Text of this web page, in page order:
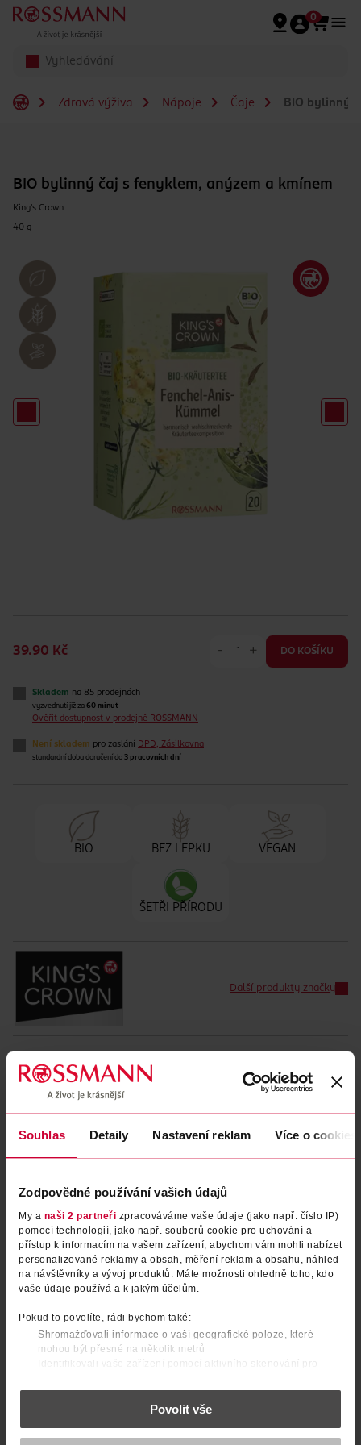
Souhlas Detaily Nastavení reklam Více o cookies
Zodpovědné používání vašich údajů
My a naši 2 partneři zpracováváme vaše údaje (jako např. číslo IP)
pomocí technologií, jako např. souborů cookie pro uchování a
přístup k informacím na vašem zařízení, abychom vám mohli nabízet
personalizované reklamy a obsah, měření reklam a obsahu, náhled
na návštěvníky a vývoj produktů. Máte možnosti ohledně toho, kdo
vaše údaje používá a k jakým účelům.
Pokud to povolíte, rádi bychom také:
Shromažďovali informace o vaší geografické poloze, které
mohou být přesné na několik metrů
Identifikovali vaše zařízení pomocí aktivního skenování pro
konkrétní charakteristiky (otisk prstu)
Zjistěte více o tom, jak zpracováváme vaše osobní údaje, a nastavte
části s podrobnostmi . Svůj souhlas můžete kdykoliv
Povolit vše
Přeskočit na hlavmní obsah
0
Zdravá výživa Nápoje Čaje BIO bylinný
BIO bylinný čaj s fenyklem, anýzem a kmínem
King's Crown
40 g
39.90 Kč - + DO KOŠÍKU
Skladem na 85 prodejnách
vyzvednutí již za 60 minut
Ověřit dostupnost v prodejně ROSSMANN
Není skladem pro zaslání DPD, Zásilkovna
standardní doba doručení do 3 pracovních dní
BIO BEZ LEPKU VEGAN
ŠETŘI PŘÍRODU
Další produkty značky
Uvedené ceny jsou včetně DPH
Obj. č.:
Podobné produkty
BIO bylinný čaj s fenyklem,
anýzem a kmínem
74.90 Kč
Bylinný čaj sypaný Fenykl,
anýz a kmín
74.90 Kč